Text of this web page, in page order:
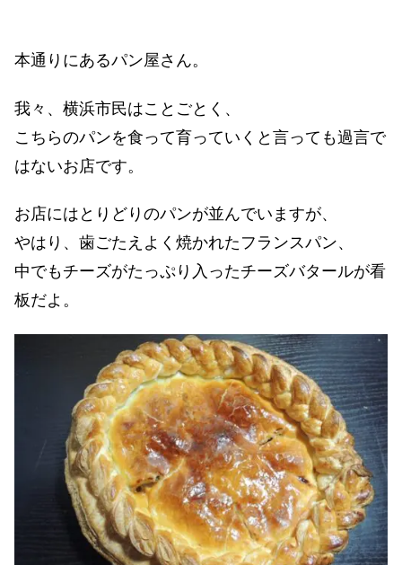
本通りにあるパン屋さん。
我々、横浜市民はことごとく、
こちらのパンを食って育っていくと言っても過言で
はないお店です。
お店にはとりどりのパンが並んでいますが、
やはり、歯ごたえよく焼かれたフランスパン、
中でもチーズがたっぷり入ったチーズバタールが看
板だよ。